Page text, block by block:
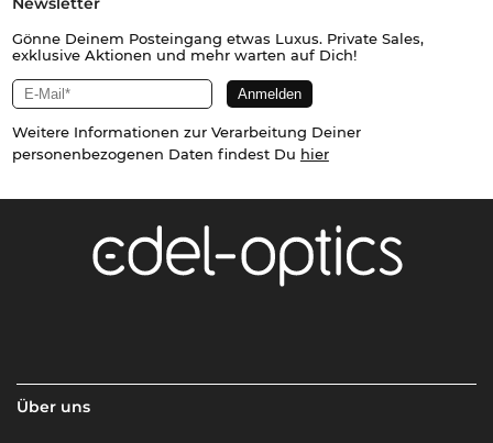
Gönne Deinem Posteingang etwas Luxus. Private Sales,
exklusive Aktionen und mehr warten auf Dich!
Weitere Informationen zur Verarbeitung Deiner
personenbezogenen Daten findest Du hier
Über uns